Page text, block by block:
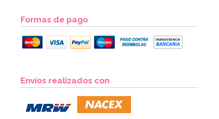
29,90€
Formas de pago
Envíos realizados con